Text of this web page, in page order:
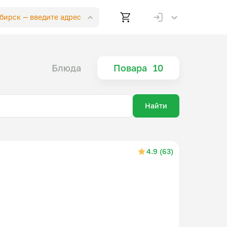
— введите адрес
Блюда Повара 10
Найти
4.9 (63)